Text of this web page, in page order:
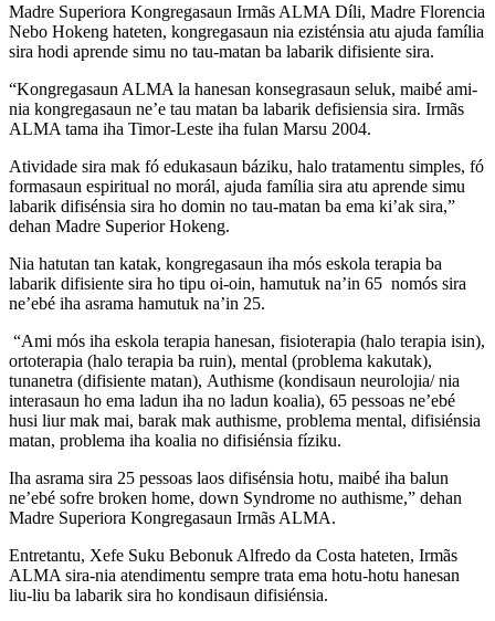
Madre Superiora Kongregasaun Irmãs ALMA Díli, Madre Florencia
Nebo Hokeng hateten, kongregasaun nia ezisténsia atu ajuda família
sira hodi aprende simu no tau-matan ba labarik difisiente sira.
“Kongregasaun ALMA la hanesan konsegrasaun seluk, maibé ami-
nia kongregasaun ne’e tau matan ba labarik defisiensia sira. Irmãs
ALMA tama iha Timor-Leste iha fulan Marsu 2004.
Atividade sira mak fó edukasaun báziku, halo tratamentu simples, fó
formasaun espiritual no morál, ajuda família sira atu aprende simu
labarik difisénsia sira ho domin no tau-matan ba ema ki’ak sira,”
dehan Madre Superior Hokeng.
Nia hatutan tan katak, kongregasaun iha mós eskola terapia ba
labarik difisiente sira ho tipu oi-oin, hamutuk na’in 65 nomós sira
ne’ebé iha asrama hamutuk na’in 25.
“Ami mós iha eskola terapia hanesan, fisioterapia (halo terapia isin),
ortoterapia (halo terapia ba ruin), mental (problema kakutak),
tunanetra (difisiente matan), Authisme (kondisaun neurolojia/ nia
interasaun ho ema ladun iha no ladun koalia), 65 pessoas ne’ebé
husi liur mak mai, barak mak authisme, problema mental, difisiénsia
matan, problema iha koalia no difisiénsia fíziku.
Iha asrama sira 25 pessoas laos difisénsia hotu, maibé iha balun
ne’ebé sofre broken home, down Syndrome no authisme,” dehan
Madre Superiora Kongregasaun Irmãs ALMA.
Entretantu, Xefe Suku Bebonuk Alfredo da Costa hateten, Irmãs
ALMA sira-nia atendimentu sempre trata ema hotu-hotu hanesan
liu-liu ba labarik sira ho kondisaun difisiénsia.